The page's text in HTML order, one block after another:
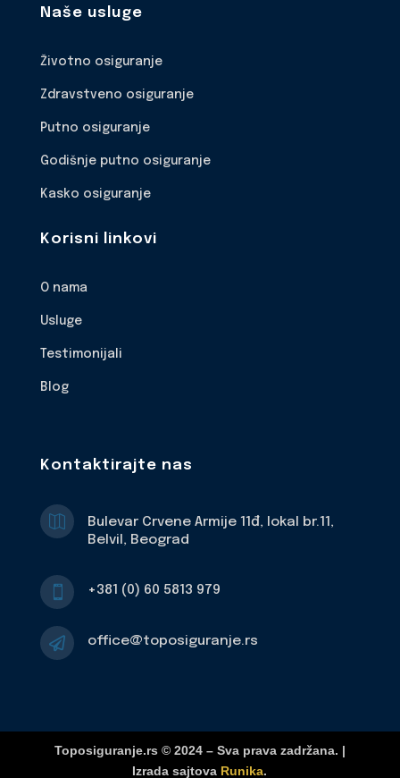
Naše usluge
Životno osiguranje
Zdravstveno osiguranje
Putno osiguranje
Godišnje putno osiguranje
Kasko osiguranje
Korisni linkovi
O nama
Usluge
Testimonijali
Blog
Kontaktirajte nas
Bulevar Crvene Armije 11đ, lokal br.11,
Belvil, Beograd
+381 (0) 60 5813 979
 office@toposiguranje.rs
Toposiguranje.rs © 2024 – Sva prava zadržana. |
Izrada sajtova Runika.